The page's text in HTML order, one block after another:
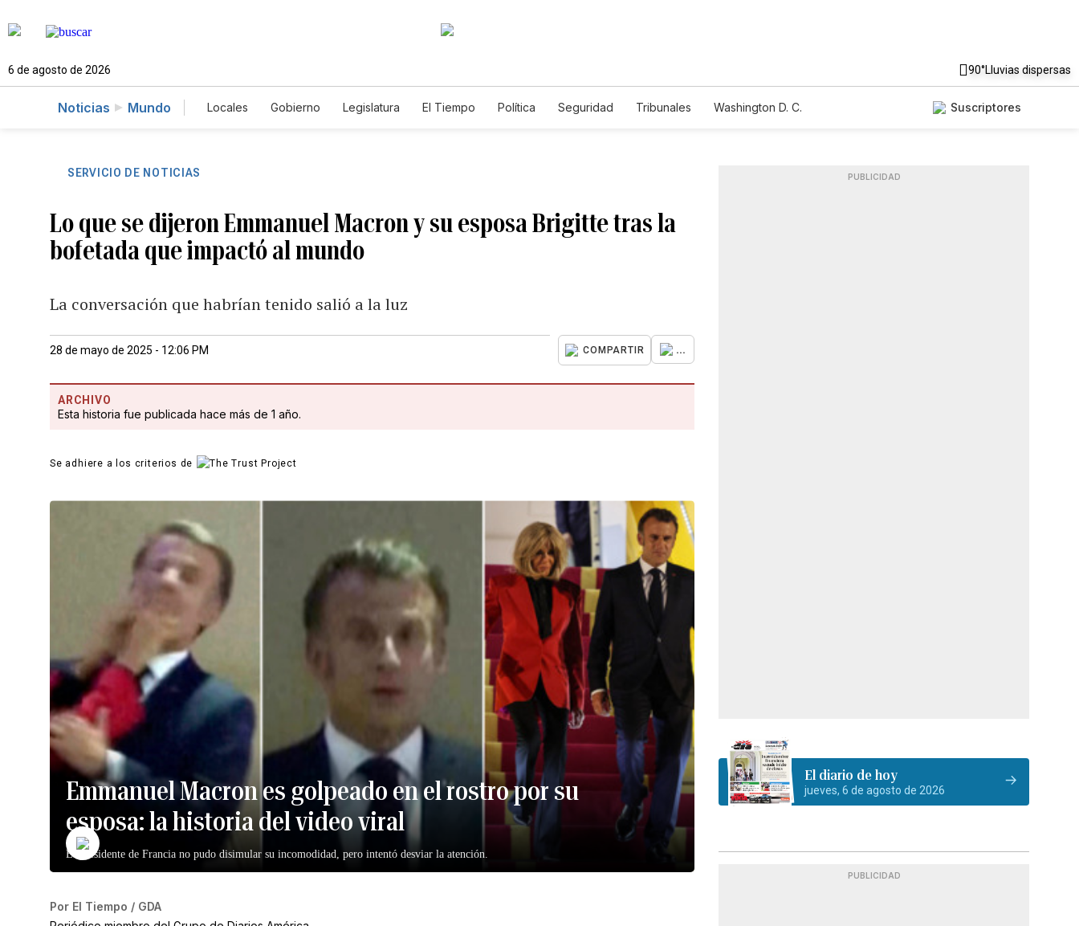
6 de agosto de 2026 90°Lluvias dispersas
Noticias Mundo Locales Gobierno Legislatura El Tiempo Política Seguridad Tribunales
Washington D. C.
Suscriptores
SERVICIO DE NOTICIAS
Lo que se dijeron Emmanuel Macron y su esposa Brigitte tras la
bofetada que impactó al mundo
La conversación que habrían tenido salió a la luz
28 de mayo de 2025 - 12:06 PM COMPARTIR ...
ARCHIVO
Esta historia fue publicada hace más de 1 año.
Se adhiere a los criterios de
Emmanuel Macron es golpeado en el rostro por su
esposa: la historia del video viral
El presidente de Francia no pudo disimular su incomodidad, pero intentó desviar la atención.
Por El Tiempo / GDA
PUBLICIDAD
El diario de hoy
jueves, 6 de agosto de 2026
PUBLICIDAD